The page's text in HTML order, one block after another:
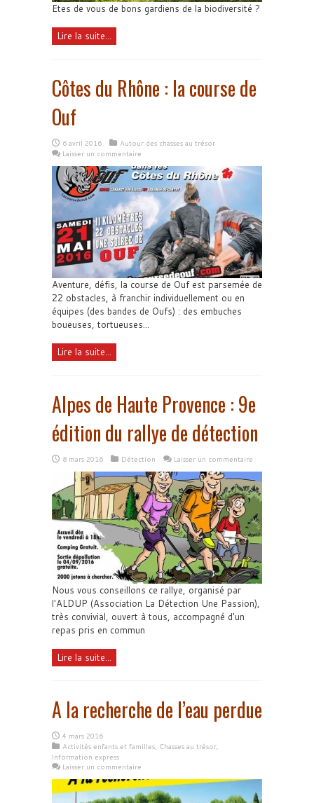
Etes de vous de bons gardiens de la biodiversité ?
Lire la suite...
Côtes du Rhône : la course de
Ouf
6 avril 2016
Autour des chasses au trésor
Laisser un commentaire
Aventure, défis, la course de Ouf est parsemée de
22 obstacles, à franchir individuellement ou en
équipes (des bandes de Oufs) : des embuches
boueuses, tortueuses...
Lire la suite...
Alpes de Haute Provence : 9e
édition du rallye de détection
8 mars 2016 Détection Laisser un commentaire
Nous vous conseillons ce rallye, organisé par
l'ALDUP (Association La Détection Une Passion),
très convivial, ouvert à tous, accompagné d'un
repas pris en commun
Lire la suite...
A la recherche de l’eau perdue
4 mars 2016
Activités enfants et familles Chasses au trésor
Information express
Laisser un commentaire